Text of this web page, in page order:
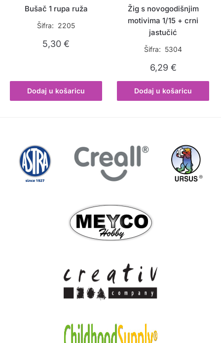
Bušač 1 rupa ruža
Šifra: 2205
5,30€
Dodaj u košaricu
Žig s novogodišnjim
motivima 1/15 + crni
jastučić
Šifra: 5304
6,29 €
Dodaj u košaricu